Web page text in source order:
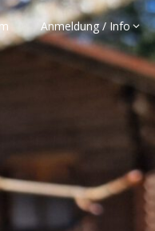
Anmeldung / Info